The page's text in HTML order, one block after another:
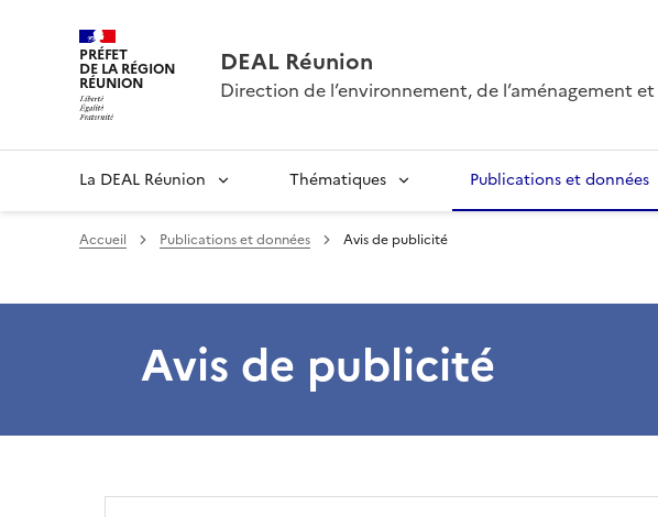
PRÉFET
DE LA RÉGION
RÉUNION
DEAL Réunion
Direction de l’environnement, de l’aménagement
La DEAL Réunion Thématiques Publications et données
Accueil Publications et données Avis de publicité
Avis de publicité